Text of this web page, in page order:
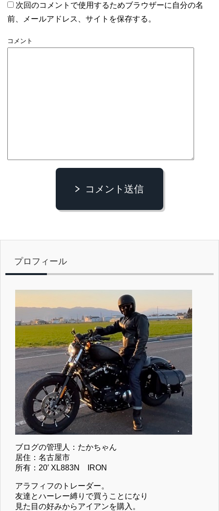
次回のコメントで使用するためブラウザーに自分の名
前、メールアドレス、サイトを保存する。
コメント
コメント送信
プロフィール
ブログの管理人：たかちゃん
居住：名古屋市
所有：20′ XL883N IRON
アラフィフのトレーダー。
友達とハーレー縛りで買うことになり
見た目の好みからアイアンを購入。